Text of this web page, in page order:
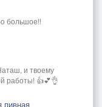
большое!!
и твоему
работы! 👍💕👌
пивная